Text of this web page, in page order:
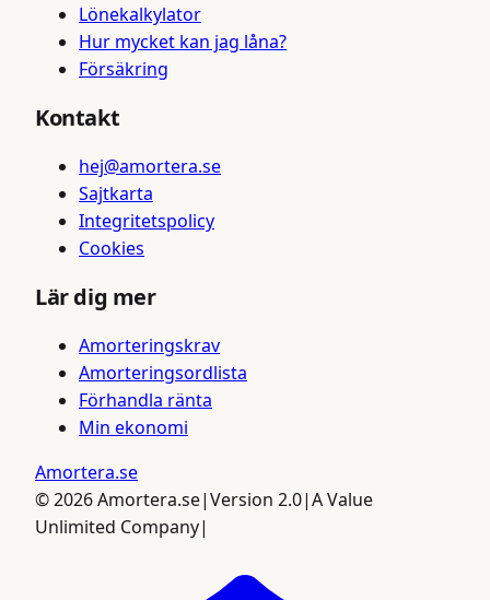
Lönekalkylator
Hur mycket kan jag låna?
Försäkring
Kontakt
hej@amortera.se
Sajtkarta
Integritetspolicy
Cookies
Lär dig mer
Amorteringskrav
Amorteringsordlista
Förhandla ränta
Min ekonomi
Amortera.se
©2026Amortera.se|Version 2.0|A Value
Unlimited Company|